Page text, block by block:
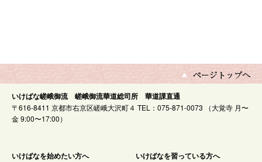
いけばな嵯峨御流 嵯峨御流華道総司所 華道課直通
〒616-8411 京都市右京区嵯峨大沢町４ TEL：075-871-0073 （大覚寺 月〜
金 9:00〜17:00）
いけばなを始めたい方へ いけばなを習っている方へ